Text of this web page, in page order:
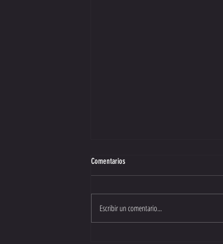
Comentarios
Escribir un comentario...